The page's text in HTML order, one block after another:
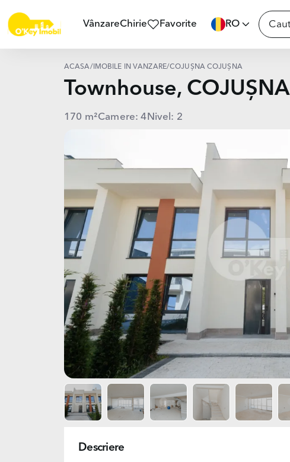
VânzareChirie Favorite RO
ACASĂ/ IMOBILE ÎN VÂNZARE/COJUȘNA COJUȘNA
Townhouse, COJUȘNA
170 m²Camere: 4 Nivel: 2
Descriere